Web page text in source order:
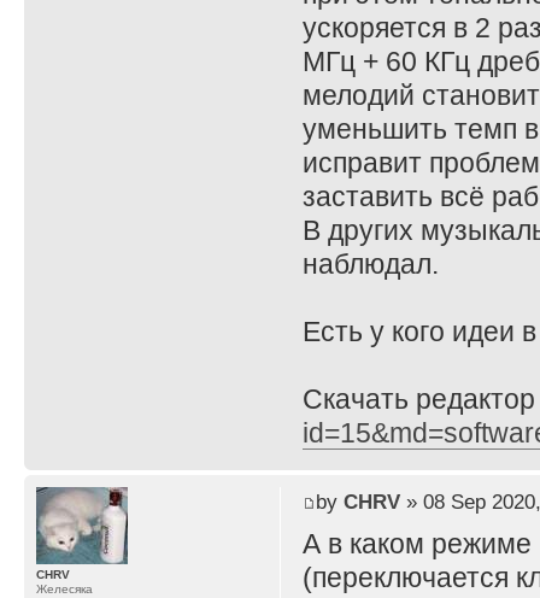
ускоряется в 2
МГц + 60 КГц
мелодий
уменьшить темп
исправит
заставить всё
В других
наблюдал.
Есть у кого идеи
Скачать
by CHRV» 08 Sep
А в каком режиме
(переключается
CHRV
Желесяка